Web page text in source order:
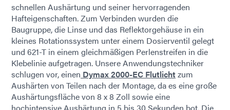
schnellen Aushärtung und seiner hervorragenden
Hafteigenschaften. Zum Verbinden wurden die
Baugruppe, die Linse und das Reflektorgehäuse in ein
kleines Rotationssystem unter einem Dosierventil gelegt
und 621-T in einem gleichmäßigen Perlenstreifen in die
Klebelinie aufgetragen. Unsere Anwendungstechniker
schlugen vor, einen Dymax 2000-EC Flutlichtzum
Aushärten von Teilen nach der Montage, da es eine große
Aushärtungsfläche von 8 x 8 Zoll sowie eine
hochintensive Aushärtung in 5 bis 30 Sekunden bot. Die